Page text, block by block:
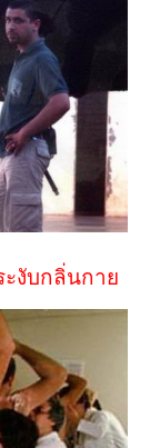
งับกลิ่นกาย